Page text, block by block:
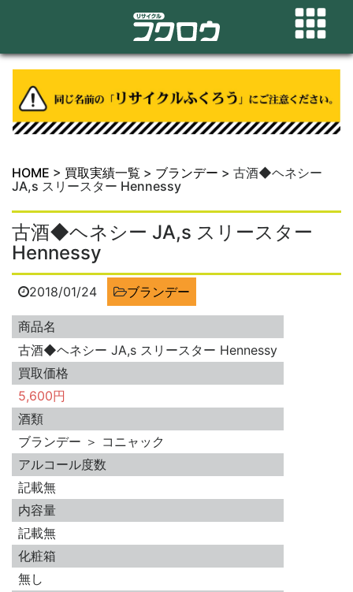
HOME > 買取実績一覧 > ブランデー > 古酒◆ヘネシー
JA,s スリースター Hennessy
古酒◆ヘネシー JA,s スリースター
Hennessy
2018/01/24 ブランデー
商品名
古酒◆ヘネシー JA,s スリースター Hennessy
買取価格
5,600円
酒類
ブランデー ＞ コニャック
アルコール度数
記載無
内容量
記載無
化粧箱
無し